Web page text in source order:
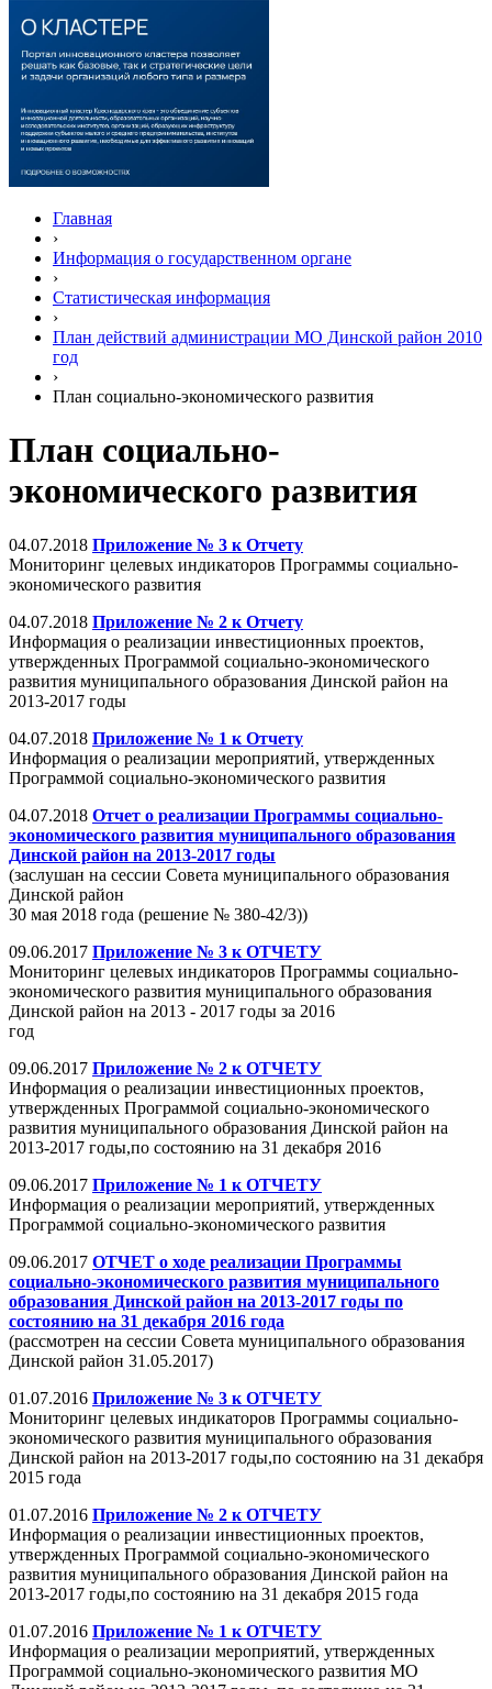
Главная
›
Информация о государственном органе
›
Статистическая информация
›
План действий администрации МО Динской район 2010
год
›
План социально-экономического развития
План социально-
экономического развития
04.07.2018 Приложение № 3 к Отчету
Мониторинг целевых индикаторов Программы социально-
экономического развития
04.07.2018 Приложение № 2 к Отчету
Информация о реализации инвестиционных проектов,
утвержденных Программой социально-экономического
развития муниципального образования Динской район на
2013-2017 годы
04.07.2018 Приложение № 1 к Отчету
Информация о реализации мероприятий, утвержденных
Программой социально-экономического развития
04.07.2018 Отчет о реализации Программы социально-
экономического развития муниципального образования
Динской район на 2013-2017 годы
(заслушан на сессии Совета муниципального образования
Динской район
30 мая 2018 года (решение № 380-42/3))
09.06.2017 Приложение № 3 к ОТЧЕТУ
Мониторинг целевых индикаторов Программы социально-
экономического развития муниципального образования
Динской район на 2013 - 2017 годы за 2016
год
09.06.2017 Приложение № 2 к ОТЧЕТУ
Информация о реализации инвестиционных проектов,
утвержденных Программой социально-экономического
развития муниципального образования Динской район на
2013-2017 годы,по состоянию на 31 декабря 2016
09.06.2017 Приложение № 1 к ОТЧЕТУ
Информация о реализации мероприятий, утвержденных
Программой социально-экономического развития
09.06.2017 ОТЧЕТ о ходе реализации Программы
социально-экономического развития муниципального
образования Динской район на 2013-2017 годы по
состоянию на 31 декабря 2016 года
(рассмотрен на сессии Совета муниципального образования
Динской район 31.05.2017)
01.07.2016 Приложение № 3 к ОТЧЕТУ
Мониторинг целевых индикаторов Программы социально-
экономического развития муниципального образования
Динской район на 2013-2017 годы,по состоянию на 31 декабря
2015 года
01.07.2016 Приложение № 2 к ОТЧЕТУ
Информация о реализации инвестиционных проектов,
утвержденных Программой социально-экономического
развития муниципального образования Динской район на
2013-2017 годы,по состоянию на 31 декабря 2015 года
01.07.2016 Приложение № 1 к ОТЧЕТУ
Информация о реализации мероприятий, утвержденных
Программой социально-экономического развития МО